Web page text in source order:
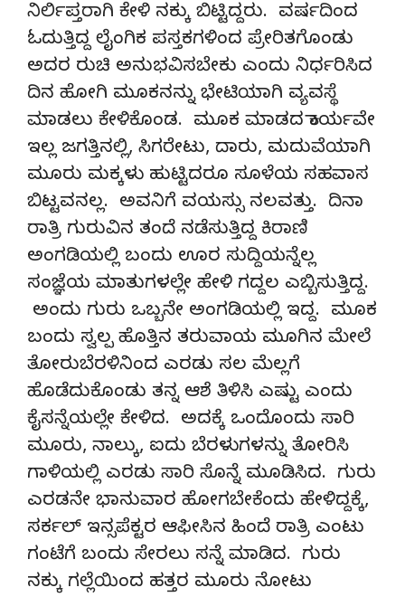
ನಿರ್ಲಿಪ್ತರಾಗಿ ಕೇಳಿ ನಕ್ಕು ಬಿಟ್ಟಿದ್ದರು. ವರ್ಷದಿಂದ
ಓದುತ್ತಿದ್ದ ಲೈಂಗಿಕ ಪಸ್ತಕಗಳಿಂದ ಪ್ರೇರಿತಗೊಂಡು
ಅದರ ರುಚಿ ಅನುಭವಿಸಬೇಕು ಎಂದು ನಿರ್ಧರಿಸಿದ
ದಿನ ಹೋಗಿ ಮೂಕನನ್ನು ಭೇಟಿಯಾಗಿ ವ್ಯವಸ್ಥೆ
ಮಾಡಲು ಕೇಳಿಕೊಂಡ. ಮೂಕ ಮಾಡದ ಕಾರ್ಯವೇ
ಇಲ್ಲ ಜಗತ್ತಿನಲ್ಲಿ, ಸಿಗರೇಟು, ದಾರು, ಮದುವೆಯಾಗಿ
ಮೂರು ಮಕ್ಕಳು ಹುಟ್ಟಿದರೂ ಸೂಳೆಯ ಸಹವಾಸ
ಬಿಟ್ಟವನಲ್ಲ. ಅವನಿಗೆ ವಯಸ್ಸು ನಲವತ್ತು. ದಿನಾ
ರಾತ್ರಿ ಗುರುವಿನ ತಂದೆ ನಡೆಸುತ್ತಿದ್ದ ಕಿರಾಣಿ
ಅಂಗಡಿಯಲ್ಲಿ ಬಂದು ಊರ ಸುದ್ದಿಯನ್ನೆಲ್ಲ
ಸಂಜ್ಞೆಯ ಮಾತುಗಳಲ್ಲೇ ಹೇಳಿ ಗದ್ದಲ ಎಬ್ಬಿಸುತ್ತಿದ್ದ.
ಅಂದು ಗುರು ಒಬ್ಬನೇ ಅಂಗಡಿಯಲ್ಲಿ ಇದ್ದ. ಮೂಕ
ಬಂದು ಸ್ವಲ್ಪ ಹೊತ್ತಿನ ತರುವಾಯ ಮೂಗಿನ ಮೇಲೆ
ತೋರುಬೆರಳಿನಿಂದ ಎರಡು ಸಲ ಮೆಲ್ಲಗೆ
ಹೊಡೆದುಕೊಂಡು ತನ್ನ ಆಶೆ ತಿಳಿಸಿ ಎಷ್ಟು ಎಂದು
ಕೈಸನ್ನೆಯಲ್ಲೇ ಕೇಳಿದ. ಅದಕ್ಕೆ ಒಂದೊಂದು ಸಾರಿ
ಮೂರು, ನಾಲ್ಕು, ಐದು ಬೆರಳುಗಳನ್ನು ತೋರಿಸಿ
ಗಾಳಿಯಲ್ಲಿ ಎರಡು ಸಾರಿ ಸೊನ್ನೆ ಮೂಡಿಸಿದ. ಗುರು
ಎರಡನೇ ಭಾನುವಾರ ಹೋಗಬೇಕೆಂದು ಹೇಳಿದ್ದಕ್ಕೆ,
ಸರ್ಕಲ್ ಇನ್ಸಪೆಕ್ಟರ ಆಫೀಸಿನ ಹಿಂದೆ ರಾತ್ರಿ ಎಂಟು
ಗಂಟೆಗೆ ಬಂದು ಸೇರಲು ಸನ್ನೆ ಮಾಡಿದ. ಗುರು
ನಕ್ಕು ಗಲ್ಲೆಯಿಂದ ಹತ್ತರ ಮೂರು ನೋಟು